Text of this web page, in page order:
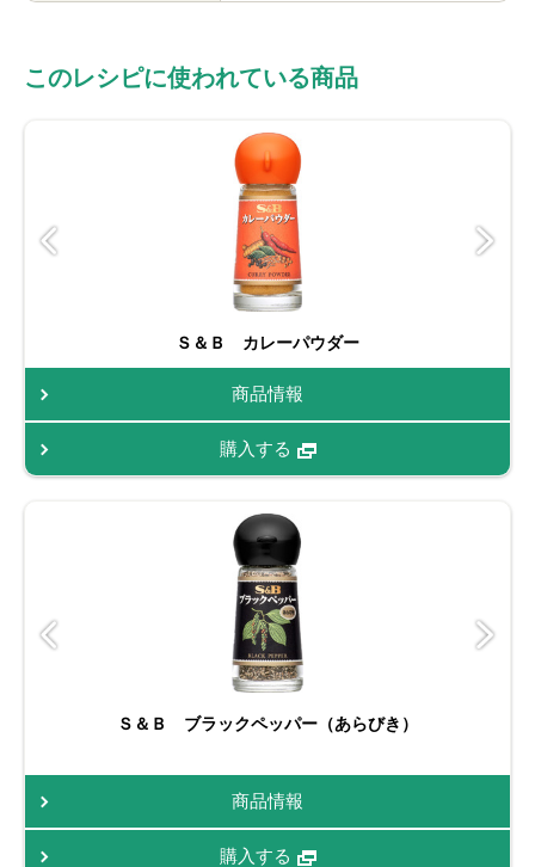
このレシピに使われている商品
Ｓ＆Ｂ カレーパウダー
商品情報
購入する
Ｓ＆Ｂ ブラックペッパー（あらびき）
商品情報
購入する